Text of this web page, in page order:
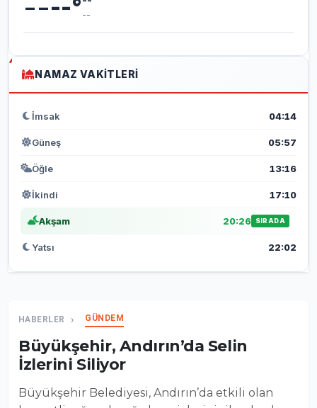
--° --
NAMAZ VAKITLERI
İmsak 04:14
Güneş 05:57
Öğle 13:16
İkindi 17:10
Akşam 20:26 SIRADA
Yatsı 22:02
HABERLER GÜNDEM
Büyükşehir, Andırın’da Selin
İzlerini Siliyor
Büyükşehir Belediyesi, Andırın’da etkili olan